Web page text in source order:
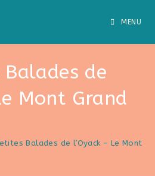
MENU
Balades de
Mont Grand
Balades de l’Oyack – Le Mont